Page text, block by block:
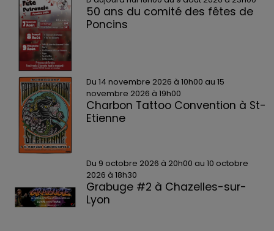
50 ans du comité des fêtes de
Poncins
Du 14 novembre 2026 à 10h00 au 15
novembre 2026 à 19h00
Charbon Tattoo Convention à St-
Etienne
Du 9 octobre 2026 à 20h00 au 10 octobre
2026 à 18h30
Grabuge #2 à Chazelles-sur-
Lyon